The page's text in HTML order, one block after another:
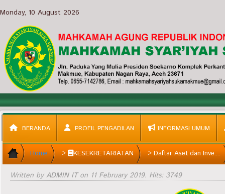
Monday, 10 August 2026
BERANDA PROFIL PENGADILAN INFORMASI UMUM
Home > KESEKRETARIATAN >Daftar Aset dan Inve....
Written by ADMIN IT on 11 February 2019. Hits: 3749